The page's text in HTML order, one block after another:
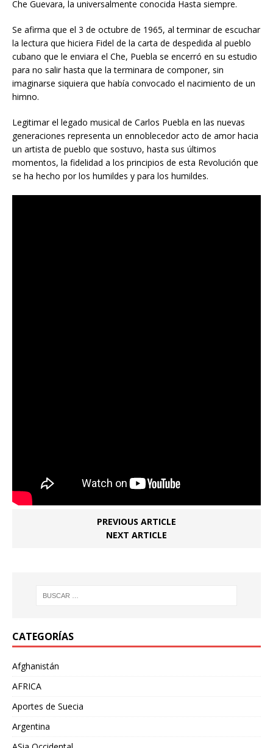
Che Guevara, la universalmente conocida Hasta siempre.
Se afirma que el 3 de octubre de 1965, al terminar de escuchar
la lectura que hiciera Fidel de la carta de despedida al pueblo
cubano que le enviara el Che, Puebla se encerró en su estudio
para no salir hasta que la terminara de componer, sin
imaginarse siquiera que había convocado el nacimiento de un
himno.
Legitimar el legado musical de Carlos Puebla en las nuevas
generaciones representa un ennoblecedor acto de amor hacia
un artista de pueblo que sostuvo, hasta sus últimos
momentos, la fidelidad a los principios de esta Revolución que
se ha hecho por los humildes y para los humildes.
PREVIOUS ARTICLE
NEXT ARTICLE
CATEGORÍAS
Afghanistán
AFRICA
Aportes de Suecia
Argentina